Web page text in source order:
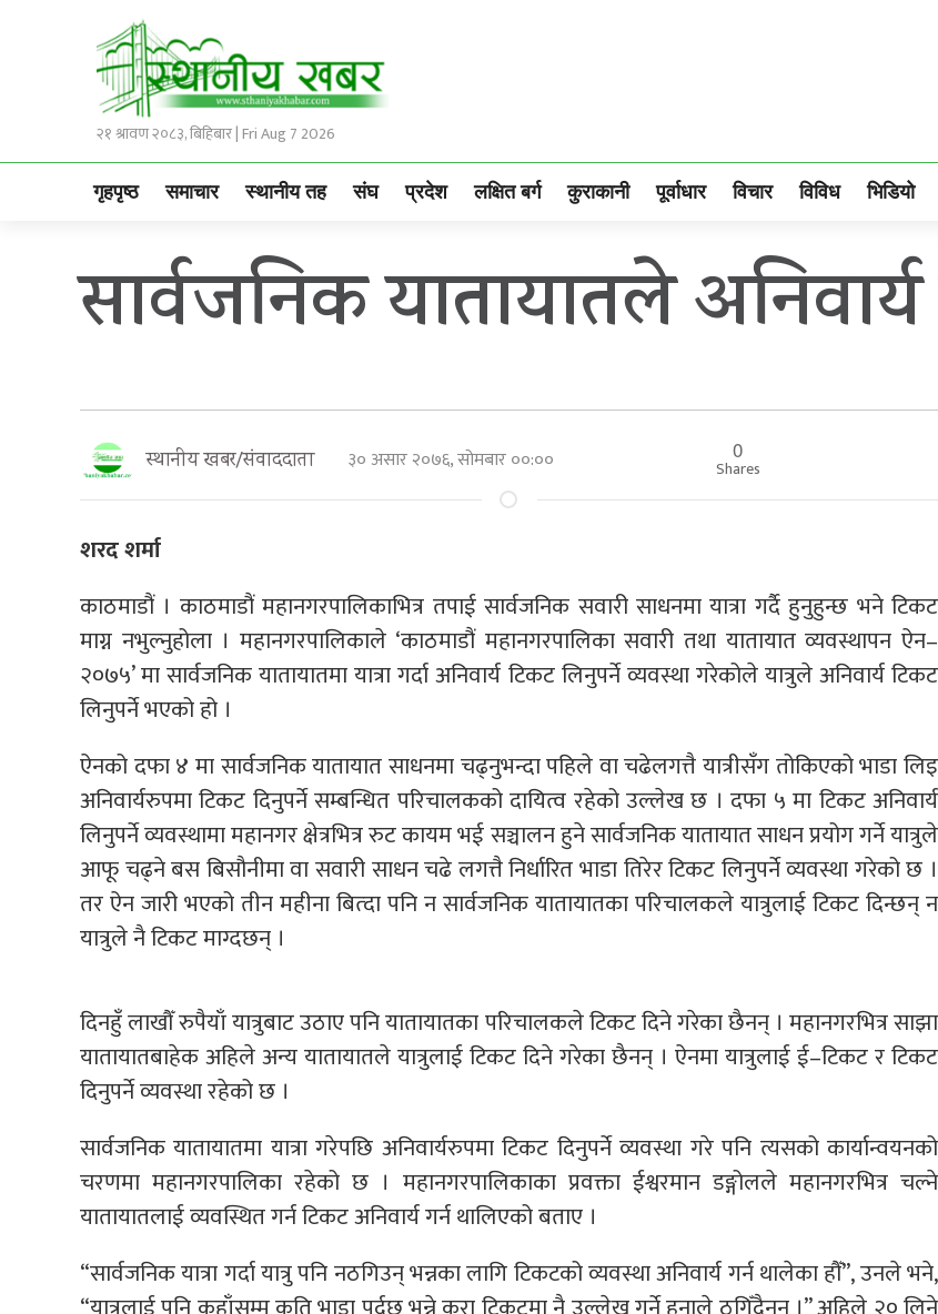
२१ श्रावण २०८३, बिहिबार | Fri Aug 7 2026
गृहपृष्ठ समाचार स्थानीय तह संघ प्रदेश लक्षित बर्ग कुराकानी पूर्वाधार विचार विविध भिडियो
सार्वजनिक यातायातले
स्थानीय खबर/संवाददाता ३० असार २०७६, सोमबार ००:०० 0
Shares
शरद शर्मा
काठमाडौं । काठमाडौं महानगरपालिकाभित्र तपाई सार्वजनिक सवारी साधनमा यात्रा गर्दै हुनुहुन्छ भने टिकट
माग्न नभुल्नुहोला । महानगरपालिकाले ‘काठमाडौं महानगरपालिका सवारी तथा यातायात व्यवस्थापन ऐन–
२०७५’ मा सार्वजनिक यातायातमा यात्रा गर्दा अनिवार्य टिकट लिनुपर्ने व्यवस्था गरेकोले यात्रुले अनिवार्य टिकट
लिनुपर्ने भएको हो ।
ऐनको दफा ४ मा सार्वजनिक यातायात साधनमा चढ्नुभन्दा पहिले वा चढेलगत्तै यात्रीसँग तोकिएको भाडा लिइ
अनिवार्यरुपमा टिकट दिनुपर्ने सम्बन्धित परिचालकको दायित्व रहेको उल्लेख छ । दफा ५ मा टिकट अनिवार्य
लिनुपर्ने व्यवस्थामा महानगर क्षेत्रभित्र रुट कायम भई सञ्चालन हुने सार्वजनिक यातायात साधन प्रयोग गर्ने यात्रुले
आफू चढ्ने बस बिसौनीमा वा सवारी साधन चढे लगत्तै निर्धारित भाडा तिरेर टिकट लिनुपर्ने व्यवस्था गरेको छ ।
तर ऐन जारी भएको तीन महीना बित्दा पनि न सार्वजनिक यातायातका परिचालकले यात्रुलाई टिकट दिन्छन् न
यात्रुले नै टिकट माग्दछन् ।
दिनहुँ लाखौँ रुपैयाँ यात्रुबाट उठाए पनि यातायातका परिचालकले टिकट दिने गरेका छैनन् । महानगरभित्र साझा
यातायातबाहेक अहिले अन्य यातायातले यात्रुलाई टिकट दिने गरेका छैनन् । ऐनमा यात्रुलाई ई–टिकट र टिकट
दिनुपर्ने व्यवस्था रहेको छ ।
सार्वजनिक यातायातमा यात्रा गरेपछि अनिवार्यरुपमा टिकट दिनुपर्ने व्यवस्था गरे पनि त्यसको कार्यान्वयनको
चरणमा महानगरपालिका रहेको छ । महानगरपालिकाका प्रवक्ता ईश्वरमान डङ्गोलले महानगरभित्र चल्ने
यातायातलाई व्यवस्थित गर्न टिकट अनिवार्य गर्न थालिएको बताए ।
“सार्वजनिक यात्रा गर्दा यात्रु पनि नठगिउन् भन्नका लागि टिकटको व्यवस्था अनिवार्य गर्न थालेका हौँ”, उनले भने,